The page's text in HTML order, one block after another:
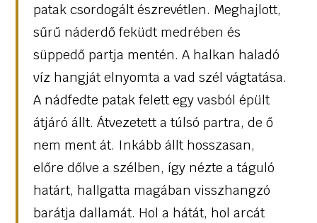
patak csordogált észrevétlen. Meghajlott,
sűrű náderdő feküdt medrében és
süppedő partja mentén. A halkan haladó
víz hangját elnyomta a vad szél vágtatása.
A nádfedte patak felett egy vasból épült
átjáró állt. Átvezetett a túlsó partra, de ő
nem ment át. Inkább állt hosszasan,
előre dőlve a szélben, így nézte a táguló
határt, hallgatta magában visszhangzó
barátja dallamát. Hol a hátát, hol arcát